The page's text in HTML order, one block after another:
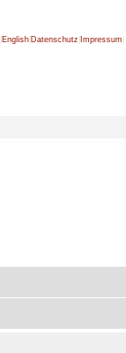
English Datenschutz Impressum